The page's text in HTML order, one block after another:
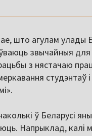
што агулам улады
звычайныя для
з нястачаю
студэнтаў
ў Беларусі
Напрыклад, калі